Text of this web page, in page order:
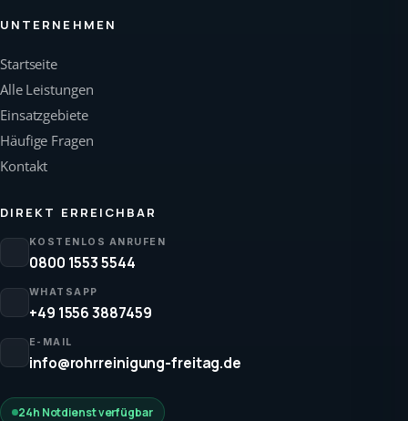
UNTERNEHMEN
Startseite
Alle Leistungen
Einsatzgebiete
Häufige Fragen
Kontakt
DIREKT ERREICHBAR
KOSTENLOS ANRUFEN
0800 1553 5544
WHATSAPP
+49 1556 3887459
E-MAIL
info@rohrreinigung-freitag.de
24h Notdienst verfügbar